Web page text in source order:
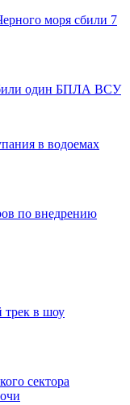
моря сбили 7
один БПЛА ВСУ
в водоемах
по внедрению
трек в шоу
сектора